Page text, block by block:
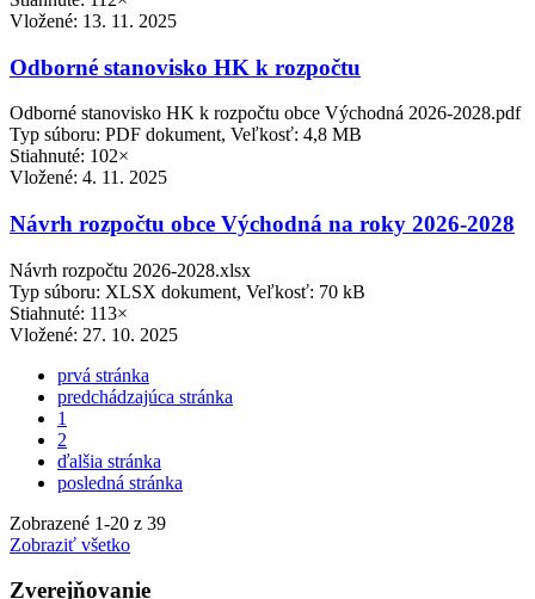
Vložené: 13. 11. 2025
Odborné stanovisko HK k rozpočtu
Odborné stanovisko HK k rozpočtu obce Východná 2026-2028.pdf
Typ súboru: PDF dokument, Veľkosť: 4,8 MB
Stiahnuté: 102×
Vložené: 4. 11. 2025
Návrh rozpočtu obce Východná na roky 2026-2028
Návrh rozpočtu 2026-2028.xlsx
Typ súboru: XLSX dokument, Veľkosť: 70 kB
Stiahnuté: 113×
Vložené: 27. 10. 2025
prvá stránka
predchádzajúca stránka
1
2
ďalšia stránka
posledná stránka
Zobrazené 1-20 z 39
Zobraziť všetko
Zverejňovanie